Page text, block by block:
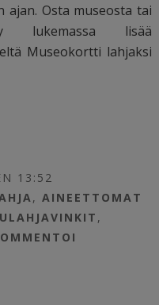
ajan. Osta museosta tai
lukemassa lisää
Museokortti lahjaksi
13:52
,AINEETTOMAT
,